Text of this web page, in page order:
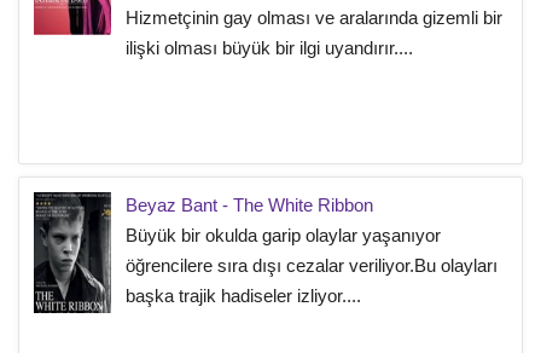
Hizmetçinin gay olması ve aralarında gizemli bir
ilişki olması büyük bir ilgi uyandırır....
Beyaz Bant - The White Ribbon
Büyük bir okulda garip olaylar yaşanıyor
öğrencilere sıra dışı cezalar veriliyor.Bu olayları
başka trajik hadiseler izliyor....